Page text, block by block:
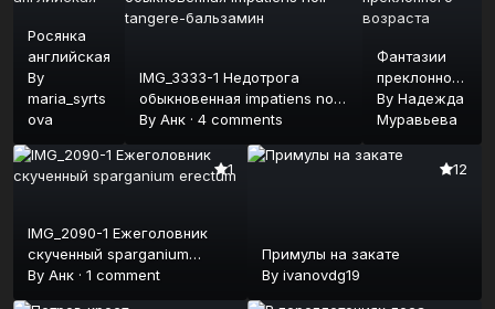
Росянка
английская
By
maria_syrts
ova
IMG_3333-1 Недотрога
обыкновенная impatiens noli-
tangere-бальзамин
By Анк · 4 comments
Фантазии
преклонного
возраста
By Надежда
Муравьева
1
IMG_2090-1 Ежеголовник
скученный sparganium
erectum
By Анк · 1 comment
12
Примулы на закате
By ivanovdg19